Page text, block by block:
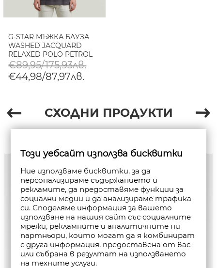
G-STAR МЪЖКА БЛУЗА
WASHED JACQUARD
RELAXED POLO PETROL
GD
€89,95/175,93лв.
€44,98/87,97лв.
СХОДНИ ПРОДУКТИ
Този уебсайт използва бисквитки
Ние използваме бисквитки, за да
персонализираме съдържанието и
рекламите, да предоставяме функции за
социални медии и да анализираме трафика
си. Споделяме информация за вашето
използване на нашия сайт със социалните
мрежи, рекламните и аналитичните ни
партньори, които могат да я комбинират
с друга информация, предоставена от вас
или събрана в резултат на използването
на техните услуги.